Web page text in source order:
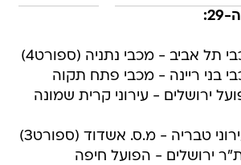
20:15: בית"ר ירושלים - הפועל חיפה